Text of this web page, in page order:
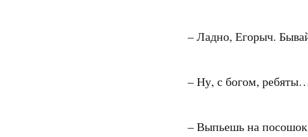
– Ладно, Егорыч.
– Ну, с богом,
– Выпьешь на